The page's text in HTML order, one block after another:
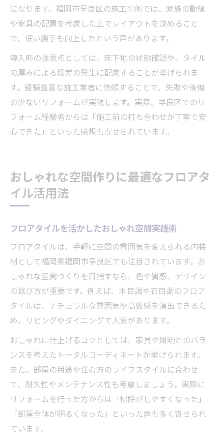
になります。福岡市早良区の施工事例では、家族の動線
や家具の配置を考慮した上でレイアウトを決めること
で、使い勝手も向上したという声があります。
導入時の注意点としては、床下地の状態確認や、タイル
の厚みによる段差の発生に配慮することが挙げられま
す。経験豊富な施工業者に依頼することで、失敗や後悔
の少ないリフォームが実現します。実際、早良区でのリ
フォーム経験者からは「施工前の打ち合わせが丁寧で安
心できた」といった感想も寄せられています。
おしゃれな空間作りに最適なフロアタ
イル活用法
フロアタイルを活かしたおしゃれ空間実践術
フロアタイルは、手軽に空間の雰囲気を変えられる内装
材として福岡県福岡市早良区でも注目されています。お
しゃれな空間づくりを目指すなら、色や質感、デザイン
の選び方が重要です。例えば、木目調や石目調のフロア
タイルは、ナチュラルな雰囲気や高級感を演出できるた
め、リビングやダイニングで人気があります。
おしゃれに仕上げるコツとしては、家具や照明とのバラ
ンスを考えたトータルコーディネートが挙げられます。
また、部屋の用途や住む方のライフスタイルに合わせ
て、耐久性やメンテナンス性も考慮しましょう。実際に
リフォームを行った方からは「掃除がしやすくなった」
「部屋全体が明るくなった」といった声も多く寄せられ
ています。